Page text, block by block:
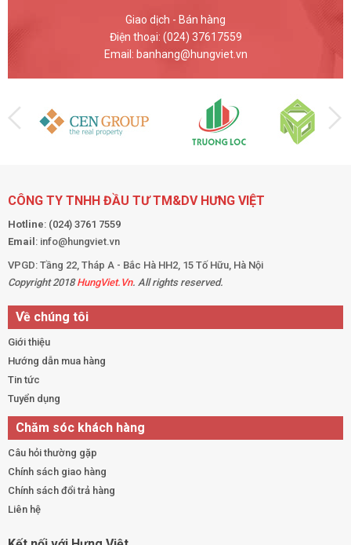
Giao dịch - Bán hàng
Điện thoại: (024) 37617559
Email: banhang@hungviet.vn
CÔNG TY TNHH ĐẦU TƯ TM&DV HƯNG VIỆT
Hotline: (024) 3761 7559
Email : info@hungviet.vn
VPGD: Tầng 22, Tháp A - Bắc Hà HH2, 15 Tố Hữu, Hà Nội
Copyright 2018HungViet.Vn. All rights reserved.
Về chúng tôi
Giới thiệu
Hướng dẫn mua hàng
Tin tức
Tuyển dụng
Chăm sóc khách hàng
Câu hỏi thường gặp
Chính sách giao hàng
Chính sách đổi trả hàng
Liên hệ